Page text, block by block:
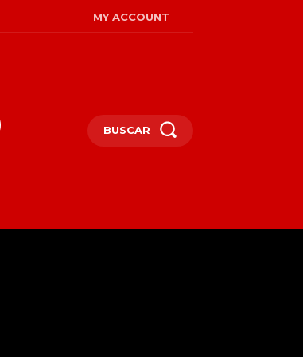
MY ACCOUNT
BUSCAR